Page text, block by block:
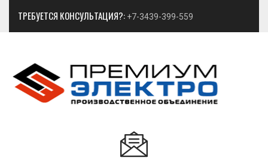
ТРЕБУЕТСЯ КОНСУЛЬТАЦИЯ?: +7-3439-399-559